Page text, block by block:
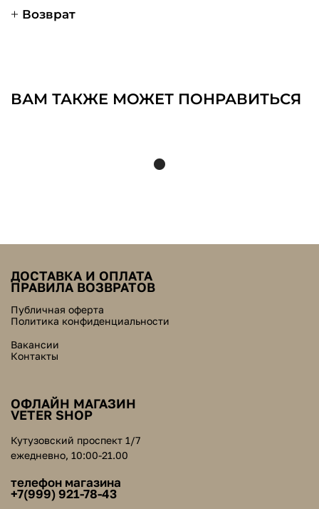
Возврат
ВАМ ТАКЖЕ МОЖЕТ ПОНРАВИТЬСЯ
ДОСТАВКА И ОПЛАТА
ПРАВИЛА ВОЗВРАТОВ
Публичная оферта
Политика конфиденциальности
Вакансии
Контакты
ОФЛАЙН МАГАЗИН
VETER SHOP
Кутузовский проспект 1/7
ежедневно, 10:00-21.00
телефон магазина
+7(999) 921-78-43